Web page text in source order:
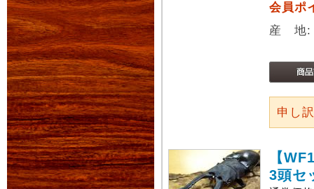
会員ポ
産 地:
申し
【
3頭セ